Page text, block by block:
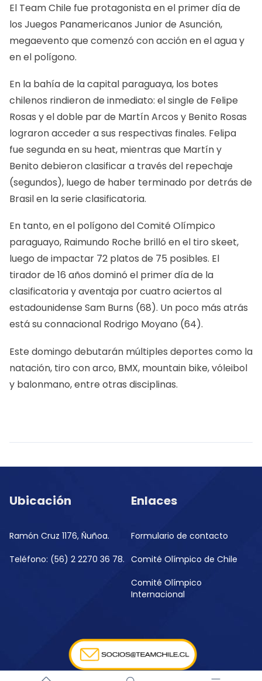
El Team Chile fue protagonista en el primer día de
los Juegos Panamericanos Junior de Asunción,
megaevento que comenzó con acción en el agua y
en el polígono.
En la bahía de la capital paraguaya, los botes
chilenos rindieron de inmediato: el single de Felipe
Rosas y el doble par de Martín Arcos y Benito Rosas
lograron acceder a sus respectivas finales. Felipa
fue segunda en su heat, mientras que Martín y
Benito debieron clasificar a través del repechaje
(segundos), luego de haber terminado por detrás de
Brasil en la serie clasificatoria.
En tanto, en el polígono del Comité Olímpico
paraguayo, Raimundo Roche brilló en el tiro skeet,
luego de impactar 72 platos de 75 posibles. El
tirador de 16 años dominó el primer día de la
clasificatoria y aventaja por cuatro aciertos al
estadounidense Sam Burns (68). Un poco más atrás
está su connacional Rodrigo Moyano (64).
Este domingo debutarán múltiples deportes como la
natación, tiro con arco, BMX, mountain bike, vóleibol
y balonmano, entre otras disciplinas.
Ubicación
Ramón Cruz 1176, Ñuñoa.
Teléfono: (56) 2 2270 36 78.
Enlaces
Formulario de contacto
Comité Olímpico de Chile
Comité Olímpico
Internacional